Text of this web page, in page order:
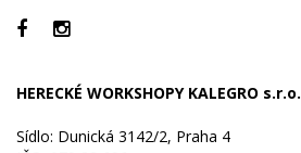
HERECKÉ WORKSHOPY KALEGRO s.r.o.
Sídlo: Dunická 3142/2, Praha 4